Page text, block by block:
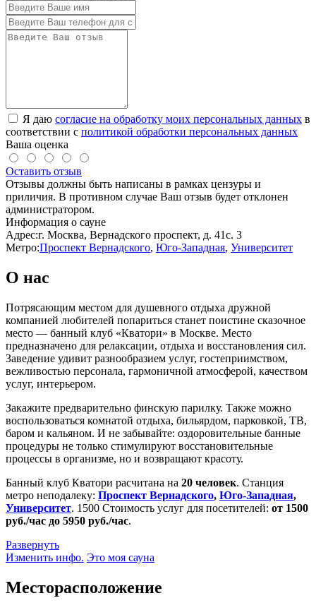
Я даю согласие на обработку моих персональных данных в
соответствии с политикой обработки персональных данных
Ваша оценка
Оставить отзыв
Отзывы должны быть написаны в рамках цензуры и
приличия. В противном случае Ваш отзыв будет отклонен
администратором.
Информация о сауне
Адрес:г. Москва, Вернадского проспект, д. 41с. 3
Метро:Проспект Вернадского, Юго-Западная, Университет
О нас
Потрясающим местом для душевного отдыха дружной
компанией любителей попариться станет поистине сказочное
место — банный клуб «Кватори» в Москве. Место
предназначено для релаксации, отдыха и восстановления сил.
Заведение удивит разнообразием услуг, гостеприимством,
вежливостью персонала, гармоничной атмосферой, качеством
услуг, интерьером.
Закажите предварительно финскую парилку. Также можно
воспользоваться комнатой отдыха, бильярдом, парковкой, ТВ,
баром и кальяном. И не забывайте: оздоровительные банные
процедуры не только стимулируют восстановительные
процессы в организме, но и возвращают красоту.
Банный клуб Кватори расчитана на 20 человек. Станция
метро неподалеку: Проспект Вернадского, Юго-Западная,
Университет. 1500 Стоимость услуг для посетителей: от 1500
руб./час до 5950 руб./час.
Развернуть
Изменить инфо. Это моя сауна
Месторасположение